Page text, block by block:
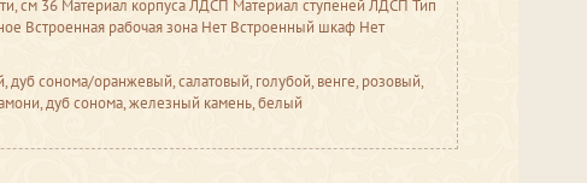
см 36 Материал корпуса ЛДСП Материал ступеней ЛДСП Тип
Встроенная рабочая зона Нет Встроенный шкаф Нет
сонома/оранжевый, салатовый, голубой, венге, розовый,
дуб сонома, железный камень, белый